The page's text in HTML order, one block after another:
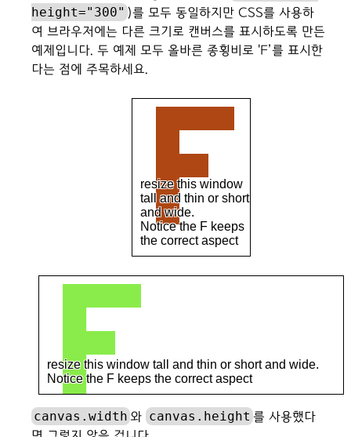
height="300" )를 모두 동일하지만 CSS를 사용하
여 브라우저에는 다른 크기로 캔버스를 표시하도록 만든
예제입니다. 두 예제 모두 올바른 종횡비로 'F’를 표시한
다는 점에 주목하세요.
canvas.width 와 canvas.height 를 사용했다